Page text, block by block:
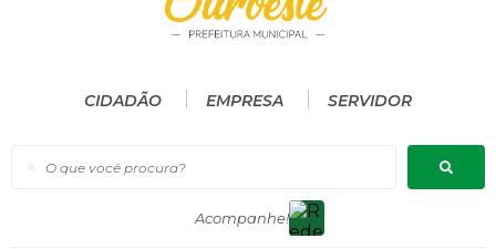
O que você procura?
CIDADÃO EMPRESA SERVIDOR